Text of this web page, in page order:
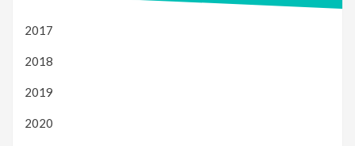
2017
2018
2019
2020